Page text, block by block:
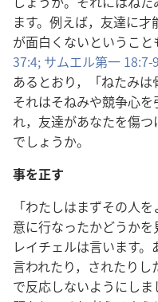
ます。例えば，友達に
が面白くないというこ
37:4; サムエル第一 18:7-9
あるとおり，「ねたみは
それはそねみや競争心
れ，友達があなたを傷
でしょうか。
事を正す
「わたしはまずその人
意に行なったかどうかを
レイチェルは言います
言われたり，されたり
で反応しないようにし